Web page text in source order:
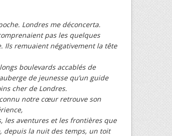
Londres me déconcerta.
pas les quelques
Ils remuaient négativement la tête
boulevards accablés de
de jeunesse qu’un guide
cher de Londres.
notre cœur retrouve son
les aventures et les frontières que
depuis la nuit des temps, un toit